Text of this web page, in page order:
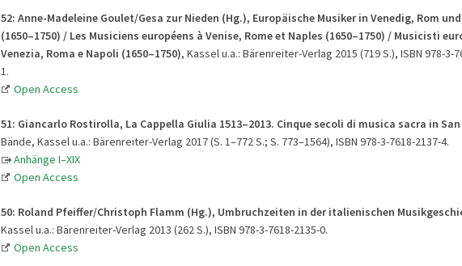
52: Anne-Madeleine Goulet/Gesa zur Nieden (Hg.), Europäische Musiker in Venedig, Rom
(1650–1750) / Les Musiciens européens à Venise, Rome et Naples (1650–1750) / Musicisti
Venezia, Roma e Napoli (1650–1750), Kassel u.a.: Bärenreiter-Verlag 2015 (719 S.), ISBN 978-3-
1.
Open Access
51: Giancarlo Rostirolla, La Cappella Giulia 1513–2013. Cinque secoli di musica sacra in
Bände, Kassel u.a.: Bärenreiter-Verlag 2017 (S. 1–772 S.; S. 773–1564), ISBN 978-3-7618-2137-4.
Anhänge I–XIX
Open Access
50: Roland Pfeiffer/Christoph Flamm (Hg.), Umbruchzeiten in der italienischen
Kassel u.a.: Bärenreiter-Verlag 2013 (262 S.), ISBN 978-3-7618-2135-0.
Open Access